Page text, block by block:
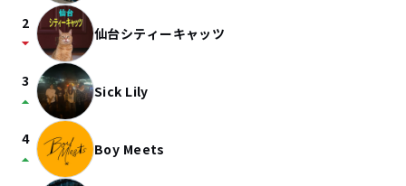
2
arrow_drop_down 仙台シティーキャッツ
3
arrow_drop_up Sick Lily
4
arrow_drop_up Boy Meets